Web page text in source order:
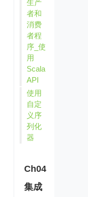
生产
者和
消费
者程
序_使
用
Scala
API
使用
自定
义序
列化
器
Ch04
集成